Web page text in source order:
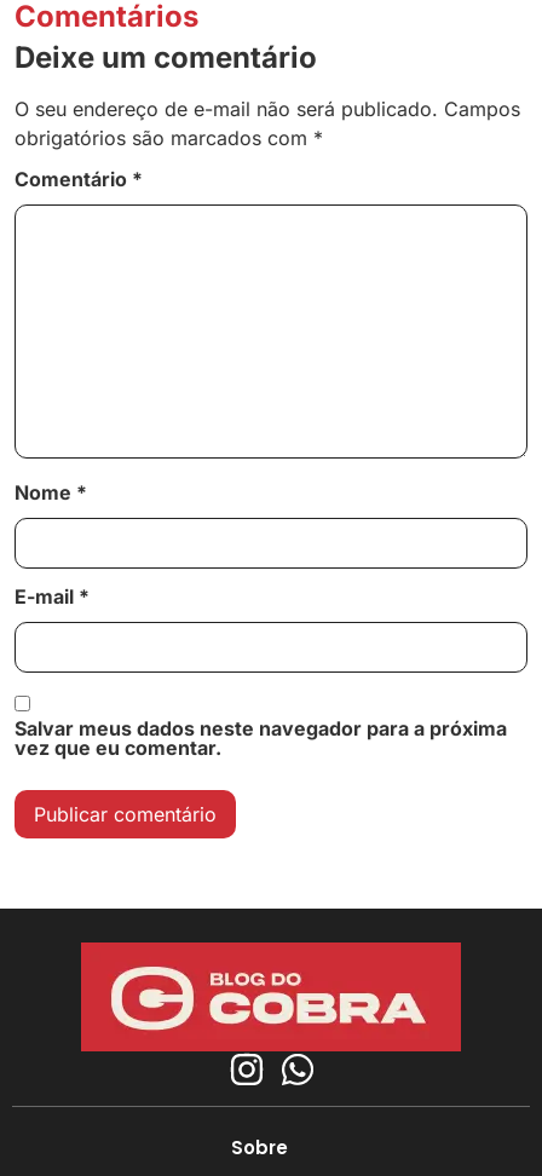
Comentários
Deixe um comentário
O seu endereço de e-mail não será publicado. Campos
obrigatórios são marcados com *
Comentário *
Nome *
E-mail *
Salvar meus dados neste navegador para a próxima
vez que eu comentar.
Sobre